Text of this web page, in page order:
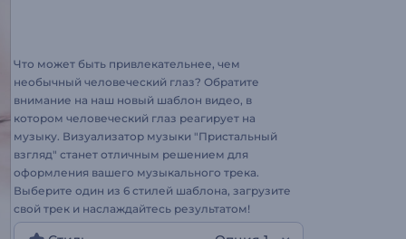
Что может быть привлекательнее, чем
необычный человеческий глаз? Обратите
внимание на наш новый шаблон видео, в
котором человеческий глаз реагирует на
музыку. Визуализатор музыки "Пристальный
взгляд" станет отличным решением для
оформления вашего музыкального трека.
Выберите один из 6 стилей шаблона, загрузите
свой трек и наслаждайтесь результатом!